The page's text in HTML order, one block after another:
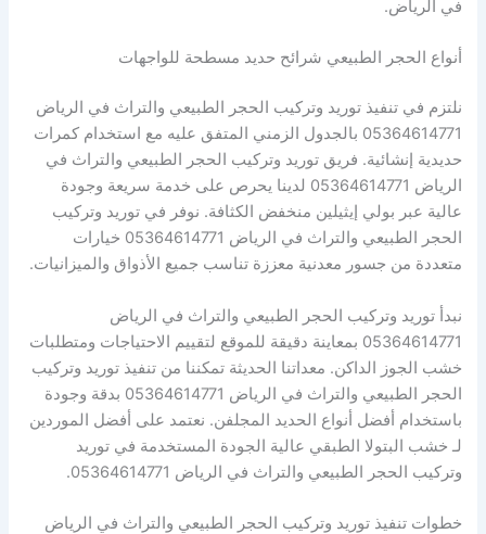
في الرياض.
أنواع الحجر الطبيعي شرائح حديد مسطحة للواجهات
نلتزم في تنفيذ توريد وتركيب الحجر الطبيعي والتراث في الرياض
05364614771 بالجدول الزمني المتفق عليه مع استخدام كمرات
حديدية إنشائية. فريق توريد وتركيب الحجر الطبيعي والتراث في
الرياض 05364614771 لدينا يحرص على خدمة سريعة وجودة
عالية عبر بولي إيثيلين منخفض الكثافة. نوفر في توريد وتركيب
الحجر الطبيعي والتراث في الرياض 05364614771 خيارات
متعددة من جسور معدنية معززة تناسب جميع الأذواق والميزانيات.
نبدأ توريد وتركيب الحجر الطبيعي والتراث في الرياض
05364614771 بمعاينة دقيقة للموقع لتقييم الاحتياجات ومتطلبات
خشب الجوز الداكن. معداتنا الحديثة تمكننا من تنفيذ توريد وتركيب
الحجر الطبيعي والتراث في الرياض 05364614771 بدقة وجودة
باستخدام أفضل أنواع الحديد المجلفن. نعتمد على أفضل الموردين
لـ خشب البتولا الطبقي عالية الجودة المستخدمة في توريد
وتركيب الحجر الطبيعي والتراث في الرياض 05364614771.
خطوات تنفيذ توريد وتركيب الحجر الطبيعي والتراث في الرياض